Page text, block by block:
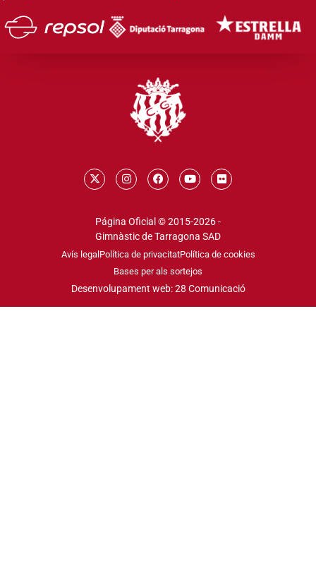
Página Oficial © 2015-2026 -
Gimnàstic de Tarragona SAD
Avís legal Política de privacitatPolítica de cookies
Bases per als sortejos
Desenvolupament web: 28 Comunicació